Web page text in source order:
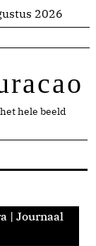
2026
hele beeld
| Journaal